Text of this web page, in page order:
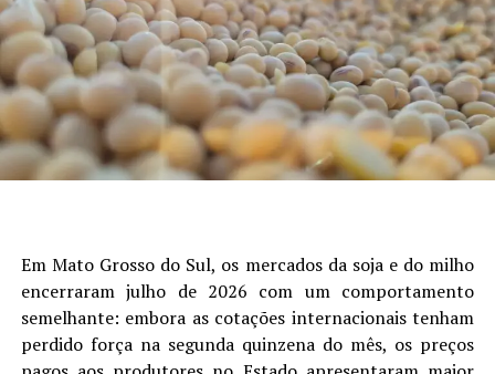
Em Mato Grosso do Sul, os mercados da soja e do milho
encerraram julho de 2026 com um comportamento
semelhante: embora as cotações internacionais tenham
perdido força na segunda quinzena do mês, os preços